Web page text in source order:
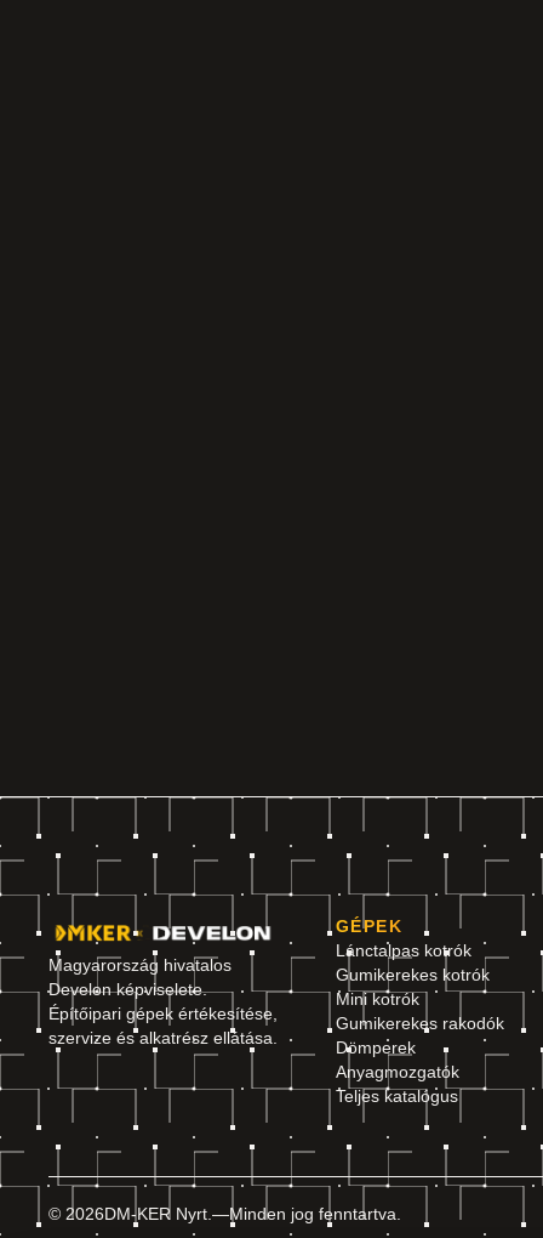
Magyarország hivatalos
Develon képviselete.
Építőipari gépek értékesítése,
szervize és alkatrész ellátása.
GÉPEK
Lánctalpas kotrók
Gumikerekes kotrók
Mini kotrók
Gumikerekes rakodók
Dömperek
Anyagmozgatók
Teljes katalógus
© 2026DM-KER Nyrt. —Minden jog fenntartva.